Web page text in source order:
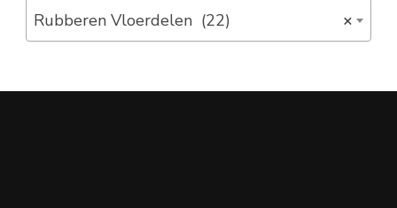
×
Rubberen Vloerdelen (22)